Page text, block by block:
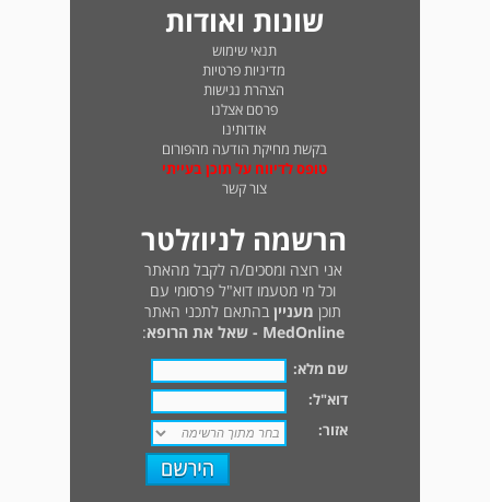
שונות ואודות
תנאי שימוש
מדיניות פרטיות
הצהרת נגישות
פרסם אצלנו
אודותינו
בקשת מחיקת הודעה מהפורום
טופס לדיווח על תוכן בעייתי
צור קשר
הרשמה לניוזלטר
אני רוצה ומסכים/ה לקבל מהאתר
וכל מי מטעמו דוא"ל פרסומי עם
תוכן מעניין בהתאם לתכני האתר
MedOnline - שאל את הרופא
:
שם מלא:
דוא"ל:
אזור: